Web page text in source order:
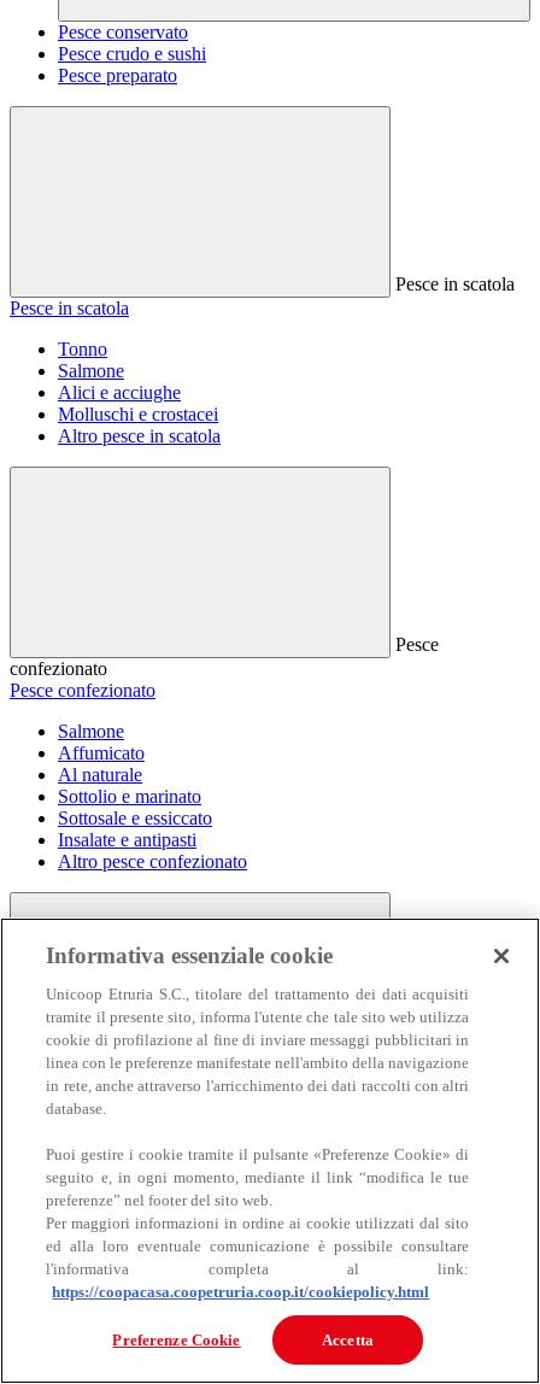
Pesce conservato
Pesce crudo e sushi
Pesce preparato
Pesce in scatola
Pesce in scatola
Tonno
Salmone
Alici e acciughe
Molluschi e crostacei
Altro pesce in scatola
Pesce
confezionato
Pesce confezionato
Salmone
Affumicato
Al naturale
Sottolio e marinato
Sottosale e essiccato
Insalate e antipasti
Altro pesce confezionato
Carne
Carne
Bovino
Informativa essenziale cookie
Unicoop Etruria S.C., titolare del trattamento dei dati acquisiti
tramite il presente sito, informa l'utente che tale sito web utilizza
cookie di profilazione al fine di inviare messaggi pubblicitari in
linea con le preferenze manifestate nell'ambito della navigazione
in rete, anche attraverso l'arricchimento dei dati raccolti con altri
database.
Puoi gestire i cookie tramite il pulsante «Preferenze Cookie» di
seguito e, in ogni momento, mediante il link “modifica le tue
preferenze” nel footer del sito web.
Per maggiori informazioni in ordine ai cookie utilizzati dal sito
ed alla loro eventuale comunicazione è possibile consultare
l'informativa completa al link:
https://coopacasa.coopetruria.coop.it/cookiepolicy.html
Preferenze Cookie Accetta